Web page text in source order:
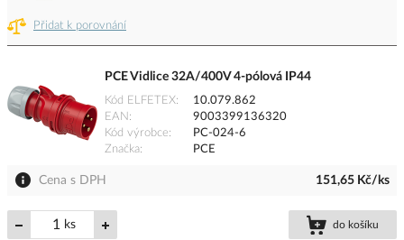
Přidat k porovnání
PCE Vidlice 32A/400V 4-pólová IP44
Kód ELFETEX
10.079.862
EAN
9003399136320
Kód výrobce
PC-024-6
Značka
PCE
Cena s DPH 151,65 Kč/ks
ks do košíku